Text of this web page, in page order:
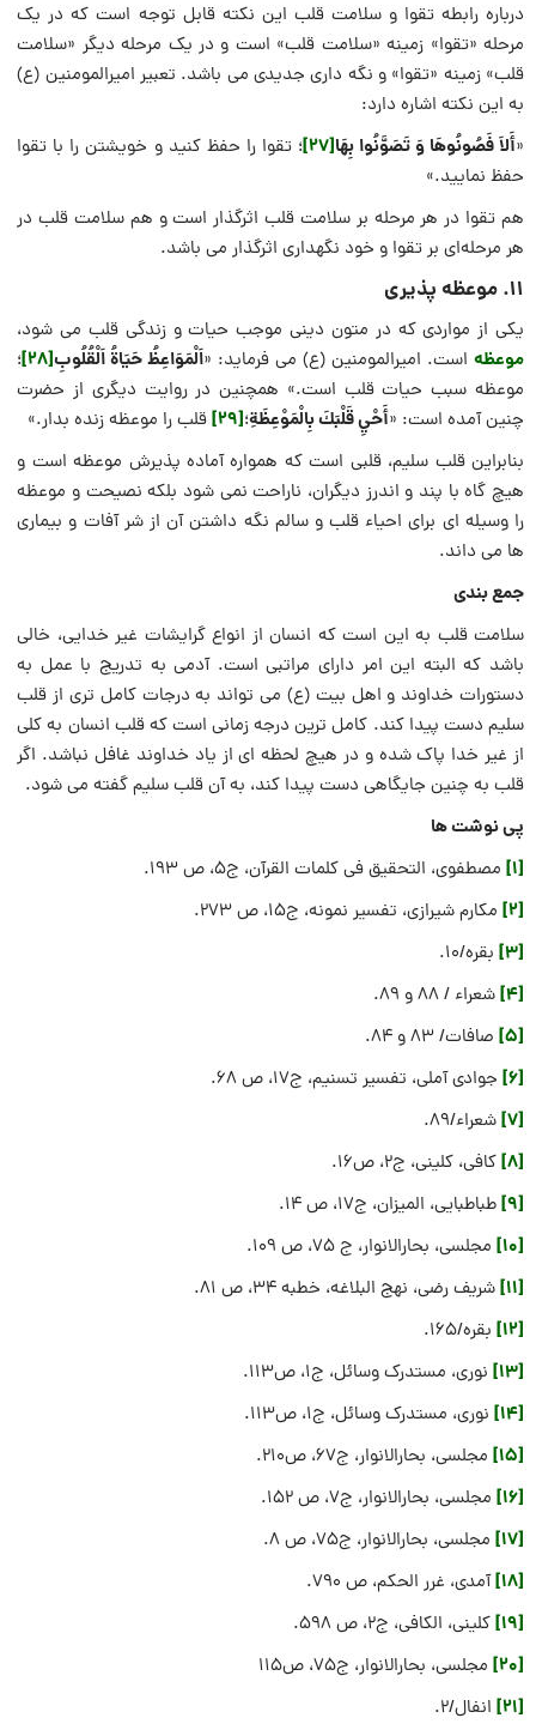
درباره رابطه تقوا و سلامت قلب این نکته قابل توجه است که در یک
مرحله «تقوا» زمینه «سلامت قلب» است و در یک مرحله دیگر «سلامت
قلب» زمینه «تقوا» و نگه داری جدیدی می باشد. تعبیر امیرالمومنین (ع)
به این نکته اشاره دارد:
«أَلاَ فَصُونُوهَا وَ تَصَوَّنُوا بِهَا[27]
؛ تقوا را حفظ کنید و خویشتن را با تقوا
حفظ نمایید.»
هم تقوا در هر مرحله بر سلامت قلب اثرگذار است و هم سلامت قلب در
هر مرحله‌ای بر تقوا و خود نگهداری اثرگذار می باشد.
۱۱. موعظه پذیری
یکی از مواردی که در متون دینی موجب حیات و زندگی قلب می شود،
موعظهاست. امیرالمومنین (ع) می فرماید: «اَلْمَوَاعِظُ حَيَاةُ اَلْقُلُوبِ[28]
؛
موعظه سبب حیات قلب است.» همچنین در روایت دیگری از حضرت
چنین آمده است: «أَحْيِ قَلْبَكَ بِالْمَوْعِظَةِ؛[29]
قلب را موعظه زنده بدار.»
بنابراین قلب سلیم، قلبی است که همواره آماده پذیرش موعظه است و
هیچ گاه با پند و اندرز دیگران، ناراحت نمی شود بلکه نصیحت و موعظه
را وسیله ای برای احیاء قلب و سالم نگه داشتن آن از شر آفات و بیماری
ها می داند.
جمع بندی
سلامت قلب به این است که انسان از انواع گرایشات غیر خدایی، خالی
باشد که البته این امر دارای مراتبی است. آدمی به تدریج با عمل به
دستورات خداوند و اهل بیت (ع) می تواند به درجات کامل تری از قلب
سلیم دست پیدا کند. کامل ترین درجه زمانی است که قلب انسان به کلی
از غیر خدا پاک شده و در هیچ لحظه ای از یاد خداوند غافل نباشد. اگر
قلب به چنین جایگاهی دست پیدا کند، به آن قلب سلیم گفته می شود.
پی نوشت ها
[1]
مصطفوی، التحقیق فی کلمات القرآن، ج۵، ص ۱۹۳.
[2] مکارم شیرازی، تفسیر نمونه، ج۱۵، ص ۲۷۳.
[3] بقره/۱۰.
[4] شعراء / ۸۸ و ۸۹.
[5] صافات/ ۸۳ و ۸۴.
[6] جوادی آملی، تفسیر تسنیم، ج۱۷، ص ۶۸.
[7] شعراء/۸۹.
[8] کافی، کلینی، ج۲، ص۱۶.
[9] طباطبایی، المیزان، ج۱۷، ص ۱۴.
[10] مجلسی، بحارالانوار، ج ۷۵، ص ۱۰۹.
[11] شریف رضی، نهج البلاغه، خطبه ۳۴، ص ۸۱.
[12] بقره/۱۶۵.
[13] نوری، مستدرک وسائل، ج۱، ص۱۱۳.
[14] نوری، مستدرک وسائل، ج۱، ص۱۱۳.
[15] مجلسی، بحارالانوار، ج۶۷، ص۲۱۰.
[16] مجلسی، بحارالانوار، ج۷، ص ۱۵۲.
[17] مجلسی، بحارالانوار، ج۷۵، ص ۸.
[18] آمدی، غرر الحکم، ص ۷۹۰.
[19] کلینی، الکافی، ج۲، ص ۵۹۸.
[20] مجلسی، بحارالانوار، ج۷۵، ص۱۱۵
[21] انفال/۲.